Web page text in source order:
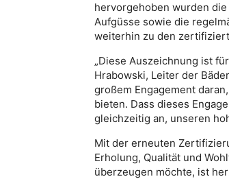
hervorgehoben wurden
Aufgüsse sowie die
weiterhin zu den
„Diese Auszeichnung ist
Hrabowski, Leiter der
großem Engagement
bieten. Dass dieses
gleichzeitig an, unseren
Mit der erneuten
Erholung, Qualität und
überzeugen möchte, ist